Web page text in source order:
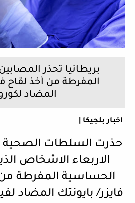
بريطانيا تحذر
المفرطة من أخذ لقاح
المضاد
اخبار بلجيكا |
حذرت السلطات الصحية
الاربعاء الاشخاص
الحساسية المفرطة
فايزر/ بايونتك المضاد